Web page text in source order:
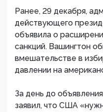
Ранее, 29 декабря,
действующего
объявила о
санкций. Вашингтон
вмешательстве в
давлении на
За день до
заявил, что США